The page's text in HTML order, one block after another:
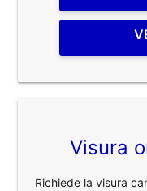
Visura
Richiede la visura